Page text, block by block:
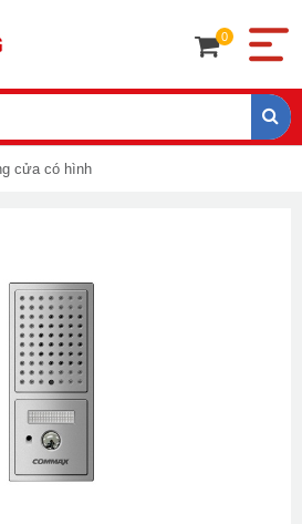
0
cửa có hình